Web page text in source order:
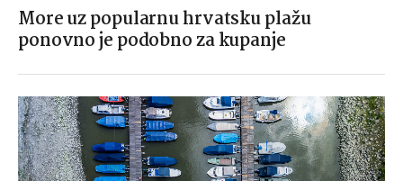
More uz popularnu hrvatsku plažu
ponovno je podobno za kupanje